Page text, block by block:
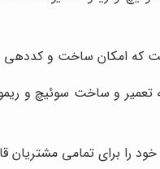
که امکان ساخت و کددهی
تعمیر و ساخت سوئیچ و
را برای تمامی مشتریان